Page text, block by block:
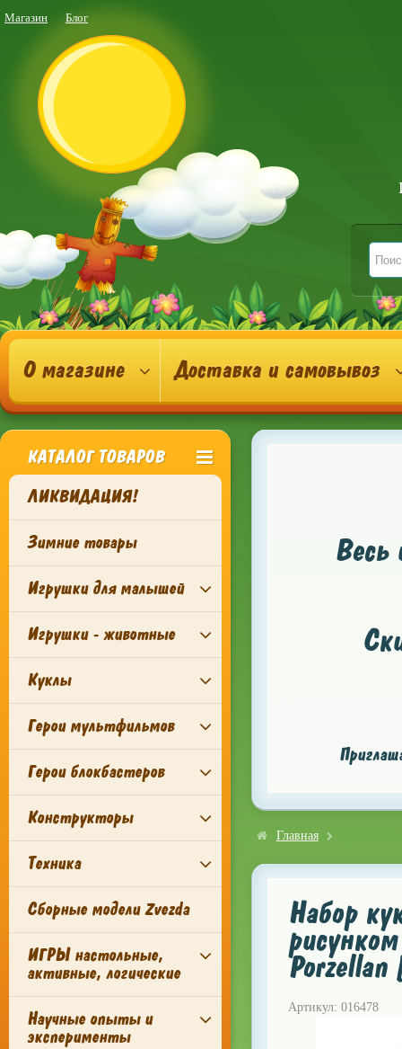
Магазин Блог
О магазине Доставка и самовывоз
КАТАЛОГ ТОВАРОВ
ЛИКВИДАЦИЯ!
Зимние товары
Игрушки для малышей
Игрушки - животные
Куклы
Герои мультфильмов
Герои блокбастеров
Конструкторы
Техника
Сборные модели Zvezda
ИГРЫ настольные,
активные, логические
Научные опыты и
эксперименты
Весь
Главная
Набор
Артикул: 016478